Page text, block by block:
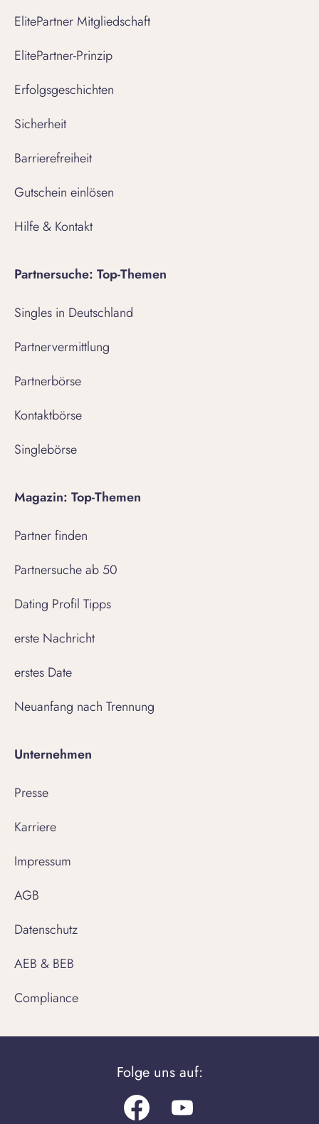
ElitePartner Mitgliedschaft
ElitePartner-Prinzip
Erfolgsgeschichten
Sicherheit
Barrierefreiheit
Gutschein einlösen
Hilfe & Kontakt
Partnersuche: Top-Themen
Singles in Deutschland
Partnervermittlung
Partnerbörse
Kontaktbörse
Singlebörse
Magazin: Top-Themen
Partner finden
Partnersuche ab 50
Dating Profil Tipps
erste Nachricht
erstes Date
Neuanfang nach Trennung
Unternehmen
Presse
Karriere
Impressum
AGB
Datenschutz
AEB & BEB
Compliance
Folge uns auf:
FacebookYoutube.com